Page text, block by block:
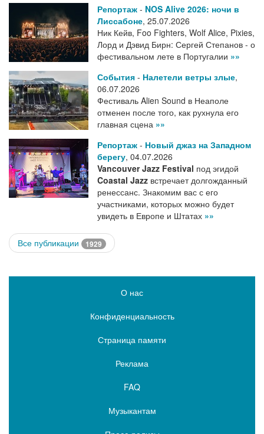
Репортаж - NOS Alive 2026: ночи в
Лиссабоне, 25.07.2026
Ник Кейв, Foo Fighters, Wolf Alice, Pixies,
Лорд и Дэвид Бирн: Сергей Степанов - о
фестивальном лете в Португалии »»
События - Налетели ветры злые,
06.07.2026
Фестиваль Alien Sound в Неаполе
отменен после того, как рухнула его
главная сцена »»
Репортаж - Новый джаз на Западном
берегу, 04.07.2026
Vancouver Jazz Festival под эгидой
Coastal Jazz встречает долгожданный
ренессанс. Знакомим вас с его
участниками, которых можно будет
увидеть в Европе и Штатах »»
Все публикации 1929
О нас
Конфиденциальность
Страница памяти
Реклама
FAQ
Музыкантам